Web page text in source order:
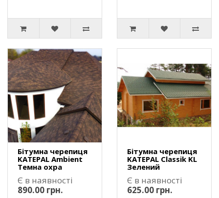
Бітумна черепиця
KATEPAL Ambient
Темна охра
Є в наявності
890.00 грн.
Бітумна черепиця
KATEPAL Classik KL
Зелений
Є в наявності
625.00 грн.